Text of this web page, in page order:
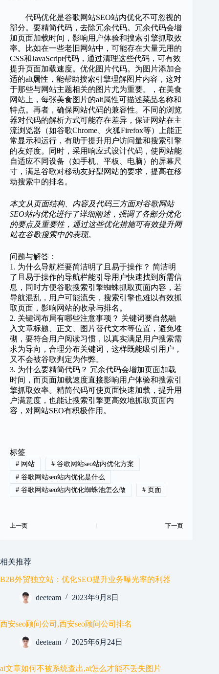
代码优化是谷歌网站SEO站内优化不可忽视的
部分。要精简代码，去除冗余代码。冗余代码会增
加页面加载时间，影响用户体验和搜索引擎抓取效
率。比如在一些老旧网站中，可能存在大量无用的
CSS和JavaScript代码，通过清理这些代码，可有效
提升页面加载速度。优化图片代码。为图片添加合
适的alt属性，能帮助搜索引擎理解图片内容，这对
于那些与网站主题相关的图片尤为重要。，在美食
网站上，每张美食图片的alt属性可描述菜品名称和
特点。再者，确保网站代码的兼容性。不同的浏览
器对代码的解析方式可能存在差异，保证网站在主
流浏览器（如谷歌Chrome、火狐Firefox等）上能正
常显示和运行，有助于提升用户访问量和搜索引擎
的友好度。同时，采用响应式设计代码，使网站能
自适应不同设备（如手机、平板、电脑）的屏幕尺
寸，满足谷歌对移动友好型网站的要求，提高在移
动搜索中的排名。
本文从页面结构、内容及代码三方面对谷歌网站
SEO站内优化进行了详细阐述，强调了各部分优化
的要点及重要性，通过这些优化措施可有效提升网
站在谷歌搜索中的表现。
问题与解答：
1. 为什么导航栏要简洁明了且易于操作？ 简洁明
了且易于操作的导航栏能引导用户快速找到所需信
息，同时方便谷歌搜索引擎蜘蛛抓取页面内容，若
导航混乱，用户可能流失，搜索引擎也难以有效抓
取页面，影响网站的收录与排名。
2. 关键词布局有哪些注意事项？ 关键词要自然融
入文章标题、正文、图片替代文本等位置，避免堆
砌，要符合用户阅读习惯，以真实满足用户搜索需
求为导向，合理分布关键词，这样既能吸引用户，
又不会被谷歌判定为作弊。
3. 为什么要精简代码？ 冗余代码会增加页面加载
时间，而页面加载速度直接影响用户体验和搜索引
擎抓取效率。精简代码可使页面快速加载，提升用
户满意度，也能让搜索引擎更高效地抓取页面内
容，对网站SEO有积极作用。
标签
#网站 #谷歌网站seo站内优化方案
#谷歌网站seo站内优化是什么
#谷歌网站seo站内优化蜘蛛池怎么做 #页面
上一页 下一页
相关推荐
B2B外贸独立站：优化SEO提升业务曝光率的利器
deeteam 2023年9月8日
西安seo顾问公司,西安seo顾问公司排名
deeteam 2025年6月24日
ai文章如何不被系统查出,ai怎么才能不丢失图片